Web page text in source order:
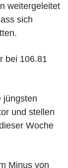
weitergeleitet
sich
bei 106.81
jüngsten
und stellen
Woche
Minus von